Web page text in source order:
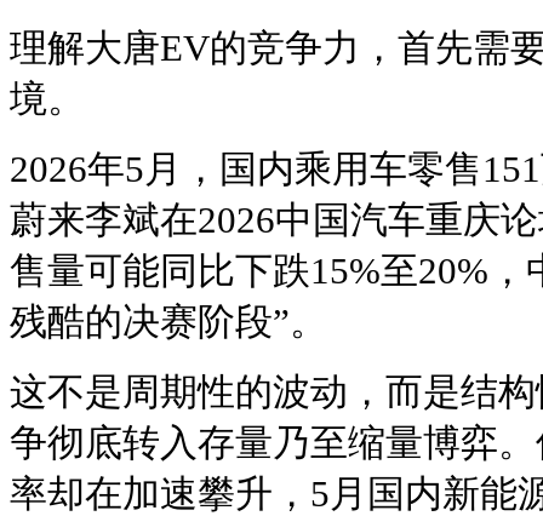
理解大唐EV的竞争力，首先需
境。
2026年5月，国内乘用车零售
蔚来李斌在2026中国汽车重庆
售量可能同比下跌15%至20%
残酷的决赛阶段”。
这不是周期性的波动，而是结
争彻底转入存量乃至缩量博弈
率却在加速攀升，5月国内新能